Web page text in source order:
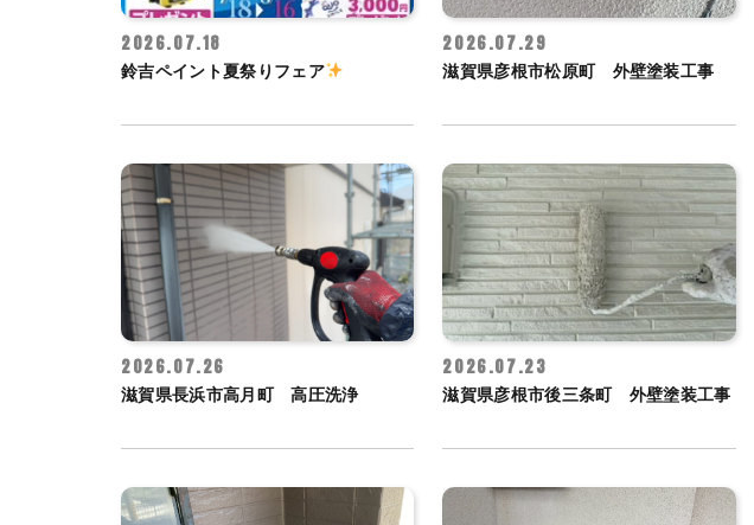
2026.07.18
鈴吉ペイント夏祭りフェア
2026.07.29
滋賀県彦根市松原町 外壁塗装工事
2026.07.26
滋賀県長浜市高月町 高圧洗浄
2026.07.23
滋賀県彦根市後三条町 外壁塗装工事